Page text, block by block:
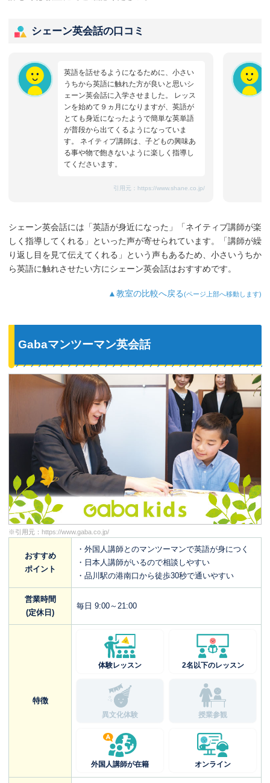
シェーン英会話の口コミ
英語を話せるようになるために、小さい
うちから英語に触れた方が良いと思いシ
ェーン英会話に入学させました。 レッス
ンを始めて９ヵ月になりますが、英語が
とても身近になったようで簡単な英単語
が普段から出てくるようになっていま
す。 ネイティブ講師は、子どもの興味あ
る事や物で飽きないように楽しく指導し
てくださいます。
引用元： https://www.shane.co.jp/
シェーン英会話には「英語が身近になった」「ネイティブ講師が楽
しく指導してくれる」といった声が寄せられています。「講師が繰
り返し目を見て伝えてくれる」という声もあるため、小さいうちか
ら英語に触れさせたい方にシェーン英会話はおすすめです。
▲教室の比較へ戻る(ページ上部へ移動します)
Gabaマンツーマン英会話
※引用元： https://www.gaba.co.jp/
おすすめ
ポイント
・外国人講師とのマンツーマンで英語が身につく
・日本人講師がいるので相談しやすい
・品川駅の港南口から徒歩30秒で通いやすい
営業時間
(定休日)
毎日 9:00～21:00
特徴
体験レッスン 2名以下のレッスン
異文化体験 授業参観
外国人講師が在籍 オンライン